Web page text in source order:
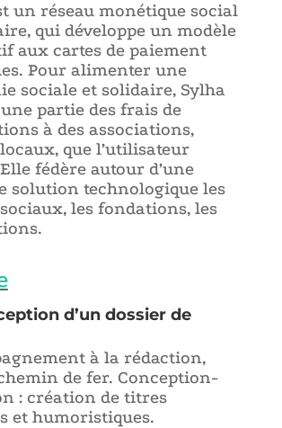
un réseau monétique social
qui développe un modèle
aux cartes de paiement
Pour alimenter une
sociale et solidaire, Sylha
partie des frais de
à des associations,
que l’utilisateur
fédère autour d’une
solution technologique les
les fondations, les
d’un dossier de
à la rédaction,
de fer. Conception-
: création de titres
et humoristiques.